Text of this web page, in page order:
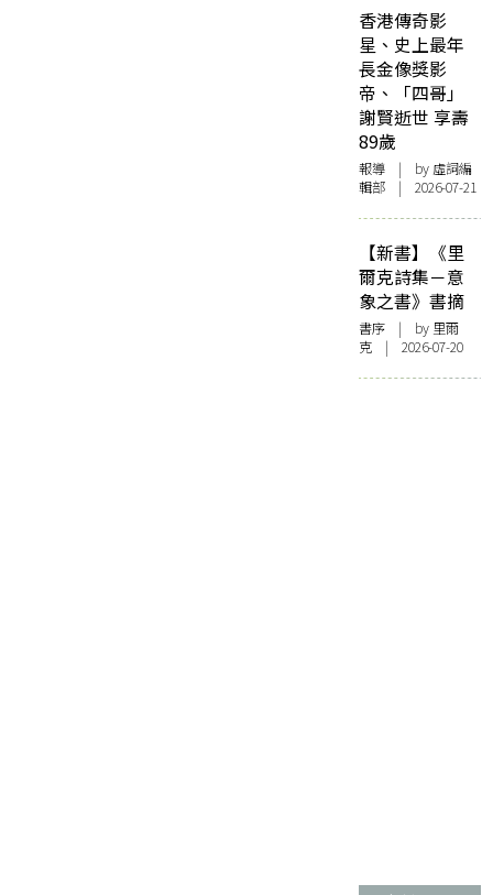
香港傳奇影
星、史上最年
長金像獎影
帝、「四哥」
謝賢逝世 享壽
89歲
報導 | by 虛詞編
輯部 | 2026-07-21
【新書】《里
爾克詩集－意
象之書》書摘
書序 | by 里爾
克 | 2026-07-20